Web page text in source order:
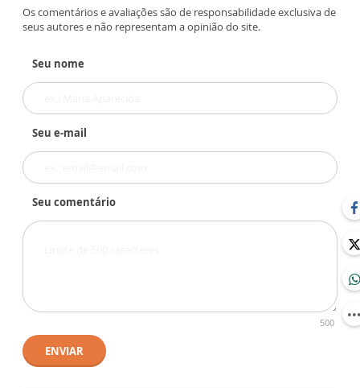
Os comentários e avaliações são de responsabilidade exclusiva de
seus autores e não representam a opinião do site.
Seu nome
Seu e-mail
Seu comentário
500
ENVIAR